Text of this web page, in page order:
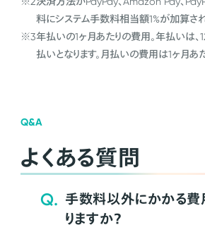
料にシステム手数料相当額1%が加算され
※3年払いの1ヶ月あたりの費用。年払いは、
払いとなります。月払いの費用は1ヶ月あ
Q&A
よくある質問
Q. 手数料以外にかかる費
りますか？